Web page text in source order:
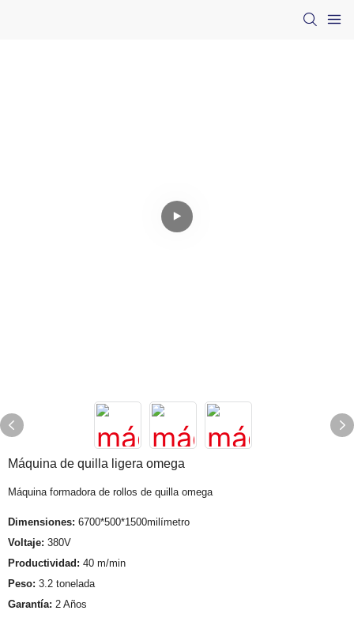
Máquina de quilla ligera omega
Máquina formadora de rollos de quilla omega
Dimensiones: 6700*500*1500milímetro
Voltaje: 380V
Productividad: 40 m/min
Peso: 3.2 tonelada
Garantía: 2 Años